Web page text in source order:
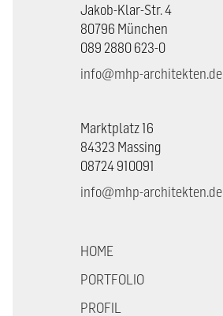
Jakob-Klar-Str. 4
80796 München
089 2880 623-0
info@mhp-architekten.de
Marktplatz 16
84323 Massing
08724 910091
info@mhp-architekten.de
HOME
PORTFOLIO
PROFIL